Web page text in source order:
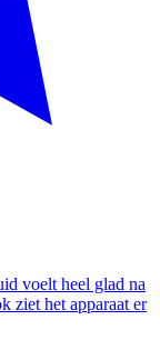
voelt heel glad na
ziet het apparaat er